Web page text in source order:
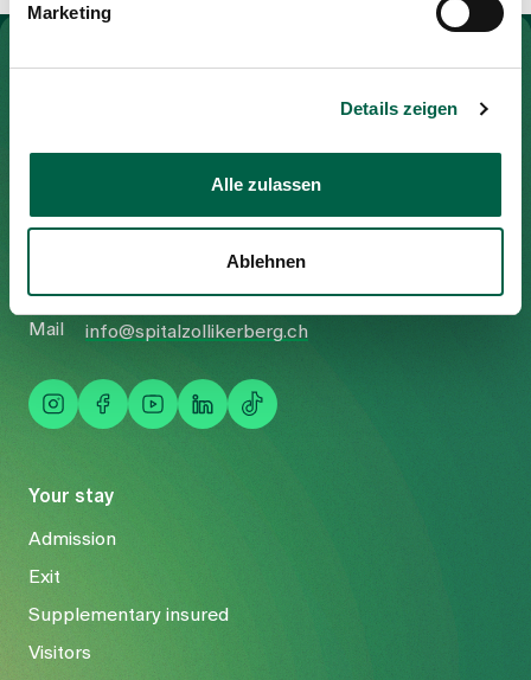
Marketing
Details zeigen
Alle zulassen
Ablehnen
Your stay
Admission
Exit
Supplementary insured
Visitors
Spital Zollikerberg
Trichtenhauserstrasse 20
8125 Zollikerberg
Fax
Mail
info@spitalzollikerberg.ch